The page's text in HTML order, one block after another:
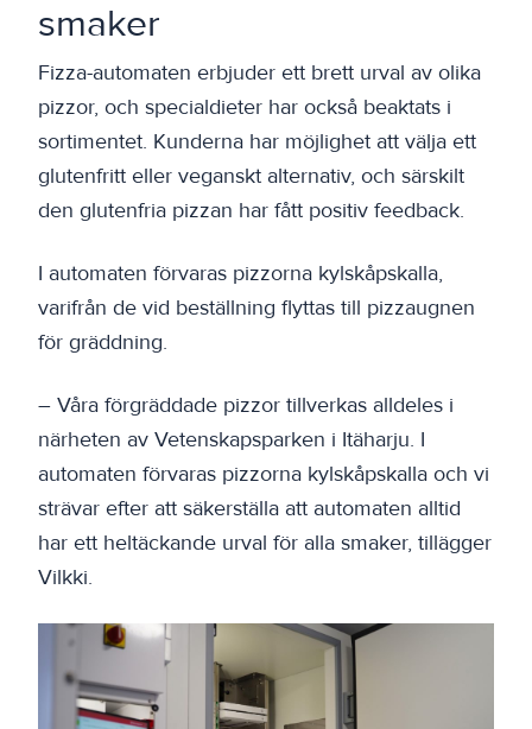
smaker
Fizza-automaten erbjuder ett brett urval av olika
pizzor, och specialdieter har också beaktats i
sortimentet. Kunderna har möjlighet att välja ett
glutenfritt eller veganskt alternativ, och särskilt
den glutenfria pizzan har fått positiv feedback.
I automaten förvaras pizzorna kylskåpskalla,
varifrån de vid beställning flyttas till pizzaugnen
för gräddning.
– Våra förgräddade pizzor tillverkas alldeles i
närheten av Vetenskapsparken i Itäharju. I
automaten förvaras pizzorna kylskåpskalla och vi
strävar efter att säkerställa att automaten alltid
har ett heltäckande urval för alla smaker, tillägger
Vilkki.